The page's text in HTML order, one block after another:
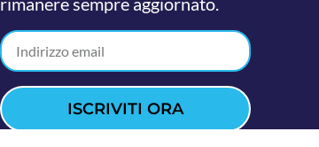
ISCRIVITI ORA